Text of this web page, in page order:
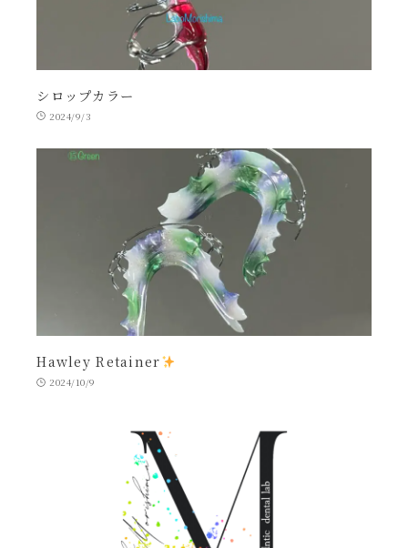
シロップカラー
2024/9/3
Hawley Retainer
2024/10/9